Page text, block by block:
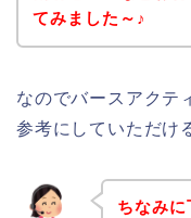
てみました～♪
なのでバースアクテ
参考にしていただけ
ちなみ